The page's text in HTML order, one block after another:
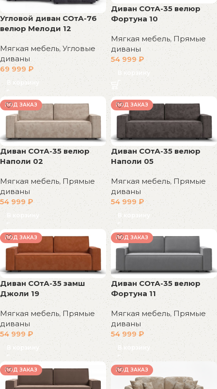
Угловой диван СОтА-76
велюр Мелоди 12
Мягкая мебель,Угловые
диваны
69 999₽
В корзину
Диван СОтА-35 велюр
Фортуна 10
Мягкая мебель, Прямые
диваны
54 999₽
В корзину
ПОД ЗАКАЗ
Диван СОтА-35 велюр
Наполи 02
Мягкая мебель, Прямые
диваны
54 999 ₽
В корзину
ПОД ЗАКАЗ
Диван СОтА-35 велюр
Наполи 05
Мягкая мебель,Прямые
диваны
54 999₽
В корзину
ПОД ЗАКАЗ
Диван СОтА-35 замш
Джоли 19
Мягкая мебель,Прямые
диваны
54 999₽
В корзину
ПОД ЗАКАЗ
Диван СОтА-35 велюр
Фортуна 11
Мягкая мебель,Прямые
диваны
54 999₽
В корзину
ПОД ЗАКАЗ ПОД ЗАКАЗ